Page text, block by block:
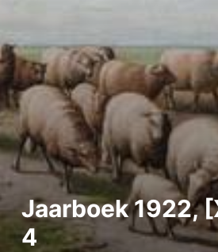
Jaarboek 1922,
4